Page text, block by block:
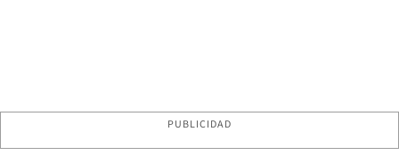
PUBLICIDAD